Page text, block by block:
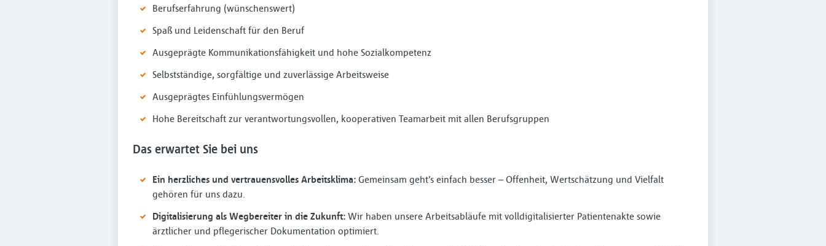
Berufserfahrung (wünschenswert)
Spaß und Leidenschaft für den Beruf
Ausgeprägte Kommunikationsfähigkeit und hohe Sozialkompetenz
Selbstständige, sorgfältige und zuverlässige Arbeitsweise
Ausgeprägtes Einfühlungsvermögen
Hohe Bereitschaft zur verantwortungsvollen, kooperativen Teamarbeit mit allen Berufsgruppen
Das erwartet Sie bei uns
Ein herzliches und vertrauensvolles Arbeitsklima: Gemeinsam geht’s einfach besser – Offenheit, Wertschätzung und Vielfalt
gehören für uns dazu.
Digitalisierung als Wegbereiter in die Zukunft: Wir haben unsere Arbeitsabläufe mit volldigitalisierter Patientenakte sowie
ärztlicher und pflegerischer Dokumentation optimiert.